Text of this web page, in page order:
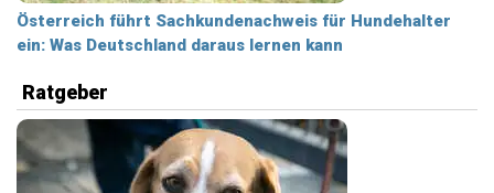
Österreich führt Sachkundenachweis für Hundehalter
ein: Was Deutschland daraus lernen kann
Ratgeber